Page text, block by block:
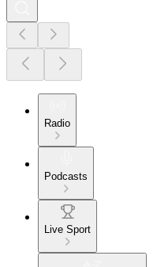
Radio
Podcasts
Live Sport